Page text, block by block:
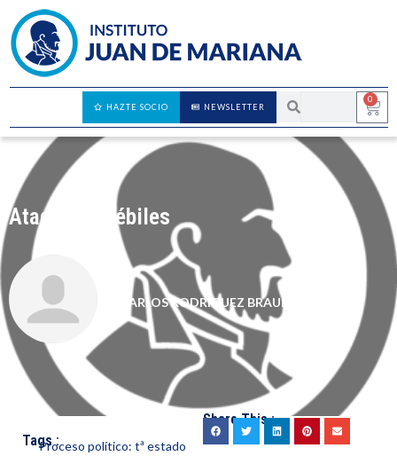
0
NEWSLETTER
HAZTE SOCIO
Ataques y débiles
CARLOS RODRÍGUEZ BRAUN
Tags :Proceso político: tª estado
Share This :